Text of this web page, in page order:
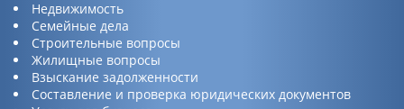
Недвижимость
Семейные дела
Строительные вопросы
Жилищные вопросы
Взыскание задолженности
Составление и проверка юридических документов